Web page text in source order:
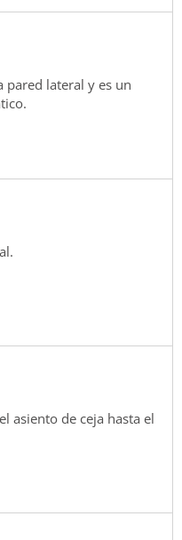
pared lateral y es un
asiento de ceja hasta el